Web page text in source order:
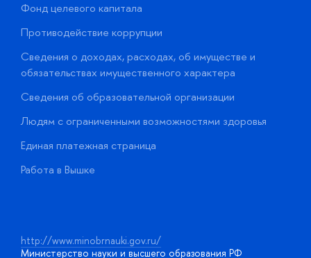
Фонд целевого капитала
Противодействие коррупции
Сведения о доходах, расходах, об имуществе и
обязательствах имущественного характера
Сведения об образовательной организации
Людям с ограниченными возможностями здоровья
Единая платежная страница
Работа в Вышке
http://www.minobrnauki.gov.ru/
Министерство науки и высшего образования РФ